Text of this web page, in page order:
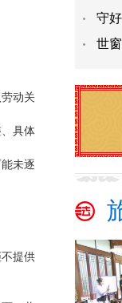
动关
具体
未逐
提供
守
世